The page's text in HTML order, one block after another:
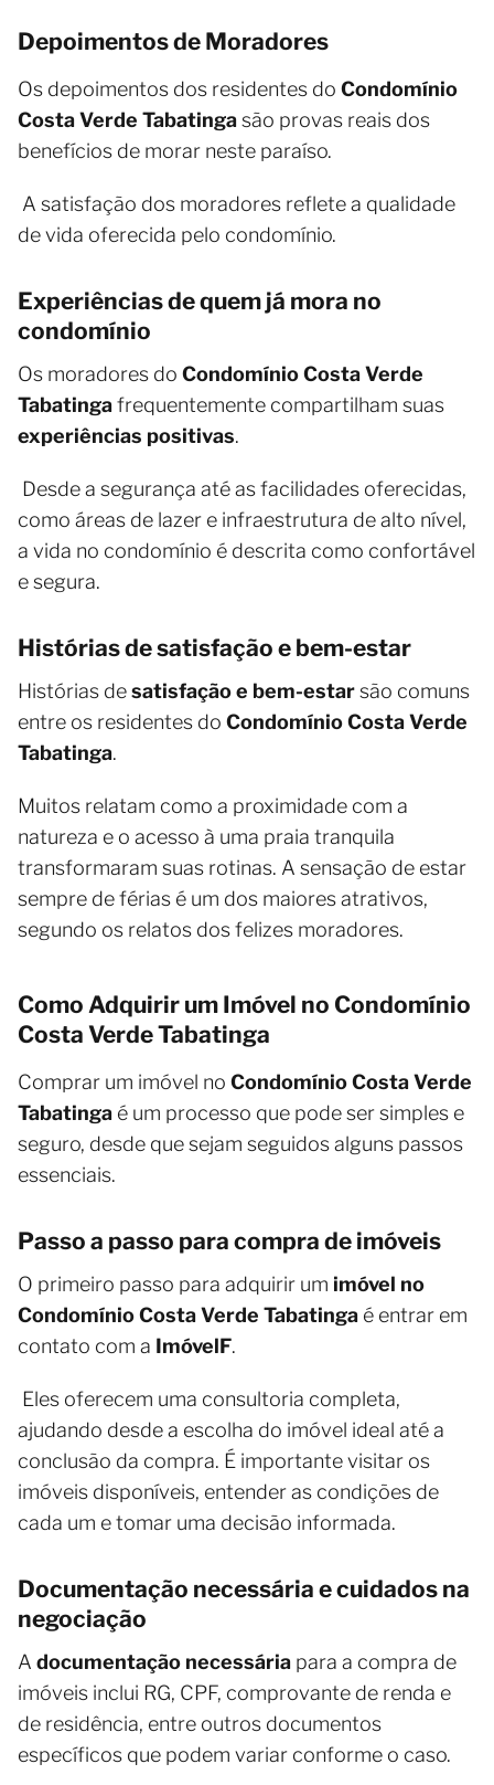
Depoimentos de Moradores
Os depoimentos dos residentes do Condomínio
Costa Verde Tabatingasão provas reais dos
benefícios de morar neste paraíso.
A satisfação dos moradores reflete a qualidade
de vida oferecida pelo condomínio.
Experiências de quem já mora no
condomínio
Os moradores do Condomínio Costa Verde
Tabatingafrequentemente compartilham suas
experiências positivas.
Desde a segurança até as facilidades oferecidas,
como áreas de lazer e infraestrutura de alto nível,
a vida no condomínio é descrita como confortável
e segura.
Histórias de satisfação e bem-estar
Histórias desatisfação e bem-estarsão comuns
entre os residentes do Condomínio Costa Verde
Tabatinga.
Muitos relatam como a proximidade com a
natureza e o acesso à uma praia tranquila
transformaram suas rotinas. A sensação de estar
sempre de férias é um dos maiores atrativos,
segundo os relatos dos felizes moradores.
Como Adquirir um Imóvel no Condomínio
Costa Verde Tabatinga
Comprar um imóvel no Condomínio Costa Verde
Tabatinga é um processo que pode ser simples e
seguro, desde que sejam seguidos alguns passos
essenciais.
Passo a passo para compra de imóveis
O primeiro passo para adquirir um imóvel no
Condomínio Costa Verde Tabatinga é entrar em
contato com a ImóvelF.
Eles oferecem uma consultoria completa,
ajudando desde a escolha do imóvel ideal até a
conclusão da compra. É importante visitar os
imóveis disponíveis, entender as condições de
cada um e tomar uma decisão informada.
Documentação necessária e cuidados na
negociação
A documentação necessária para a compra de
imóveis inclui RG, CPF, comprovante de renda e
de residência, entre outros documentos
específicos que podem variar conforme o caso.